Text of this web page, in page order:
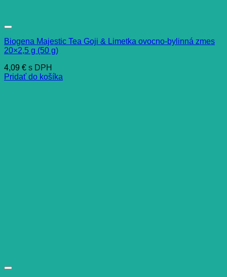
Biogena Majestic Tea Goji & Limetka ovocno-bylinná zmes
20×2,5 g (50 g)
4,09 € s DPH
Pridať do košíka